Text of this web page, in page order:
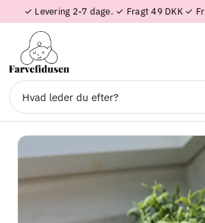
✓ Levering 2-7 dage. ✓ Fragt 49 DKK ✓
Farvefidusen